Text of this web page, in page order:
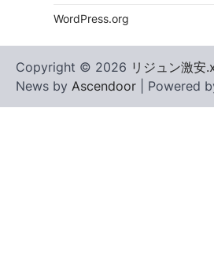
WordPress.org
Copyright © 2026 リジュン激安
News by Ascendoor | Powered